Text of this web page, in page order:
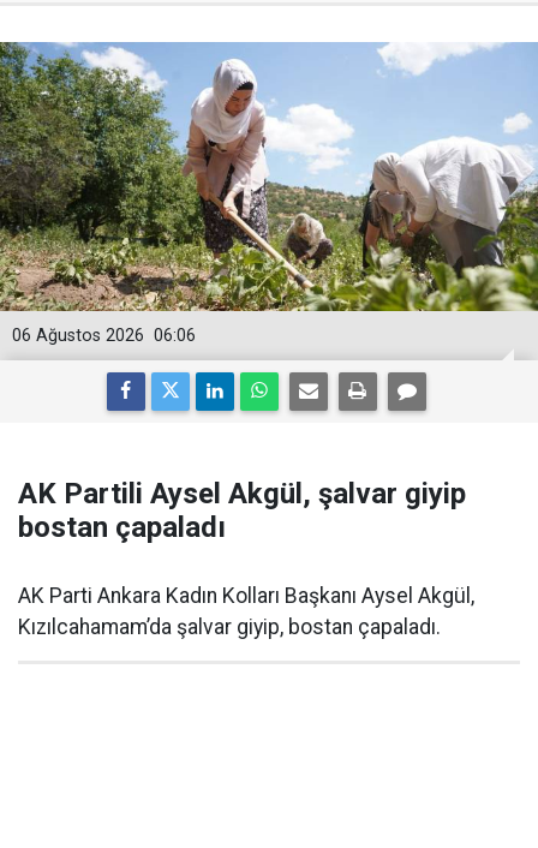
06:06
06 Ağustos 2026
AK Partili Aysel Akgül, şalvar giyip
bostan çapaladı
AK Parti Ankara Kadın Kolları Başkanı Aysel Akgül,
Kızılcahamam’da şalvar giyip, bostan çapaladı.